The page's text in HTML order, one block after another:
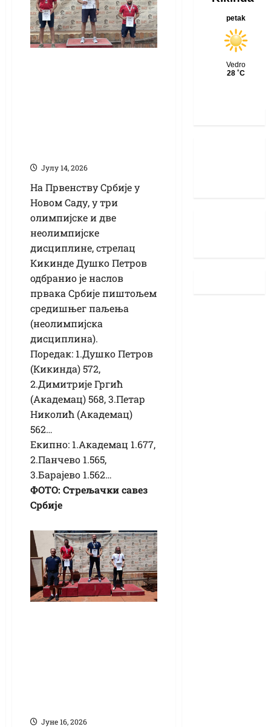
Јулy 14, 2026
На Првенству Србије у
Новом Саду, у три
олимпијске и две
неолимпијске
дисциплине, стрелац
Кикинде Душко Петров
одбранио је наслов
првака Србије пиштољем
средишњег паљења
(неолимпијска
дисциплина).
Поредак: 1.Душко Петров
(Кикинда) 572,
2.Димитрије Гргић
(Академац) 568, 3.Петар
Николић (Академац)
562…
Екипно: 1.Академац 1.677,
2.Панчево 1.565,
3.Барајево 1.562…
ФОТО: Стрељачки савез
Србије
Јуне 16, 2026